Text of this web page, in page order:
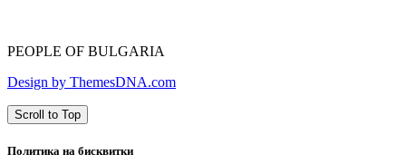
PEOPLE OF BULGARIA
Design by ThemesDNA.com
Scroll to Top
Политика на бисквитки